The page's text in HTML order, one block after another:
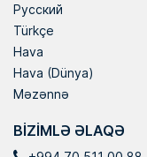
Русский
Türkçe
Hava
Hava (Dünya)
Məzənnə
BIZIMLƏ ƏLAQƏ